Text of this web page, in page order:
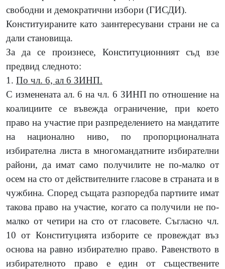
свободни и демократични избори (ГИСДИ).
Конституираните като заинтересувани страни не са
дали становища.
За да се произнесе, Конституционният съд взе
предвид следното:
1. По чл. 6, ал 6 ЗИНП.
С изменената ал. 6 на чл. 6 ЗИНП по отношение на
коалициите се въвежда ограничение, при което
право на участие при разпределението на мандатите
на национално ниво, по пропорционалната
избирателна листа в многомандатните избирателни
райони, да имат само получилите не по-малко от
осем на сто от действителните гласове в страната и в
чужбина. Според същата разпоредба партиите имат
такова право на участие, когато са получили не по-
малко от четири на сто от гласовете. Съгласно чл.
10 от Конституцията изборите се провеждат въз
основа на равно избирателно право. Равенството в
избирателното право е един от съществените